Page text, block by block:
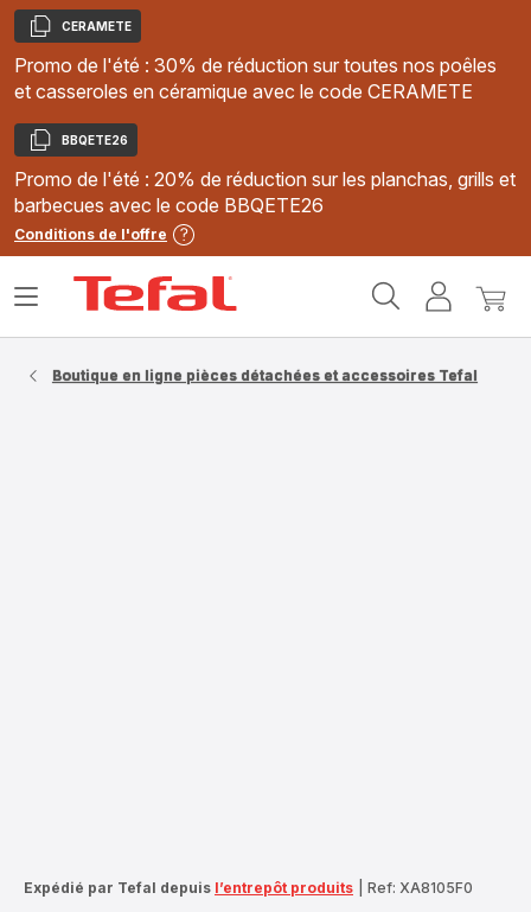
Copier
CERAMETE
Promo de l'été : 30% de réduction sur toutes nos poêles
et casseroles en céramique avec le code CERAMETE
Copier
BBQETE26
Promo de l'été : 20% de réduction sur les planchas, grills et
barbecues avec le code BBQETE26
Conditions de l'offre
MonMon
Ouvrir
Boutique en ligne pièces détachées et accessoires Tefal
Expédié par Tefal depuis l’entrepôt produits Ref: XA8105F0